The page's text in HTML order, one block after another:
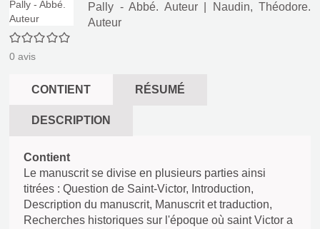
0/5
0 avis
Pally - Abbé. Auteur|
Naudin, Théodore.
Auteur
CONTIENT RÉSUMÉ
DESCRIPTION
Contient
Le manuscrit se divise en plusieurs parties ainsi
titrées : Question de Saint-Victor, Introduction,
Description du manuscrit, Manuscrit et traduction,
Recherches historiques sur l'époque où saint Victor a